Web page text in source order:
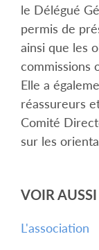
le Délégué
permis de
ainsi que les
commissions
Elle a
réassureurs
Comité
sur les
VOIR AUSSI
L'association